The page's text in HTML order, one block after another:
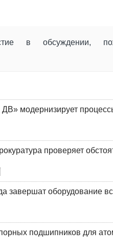
в обсуждении,
модернизирует
проверяет
завершат оборудование
подшипников для